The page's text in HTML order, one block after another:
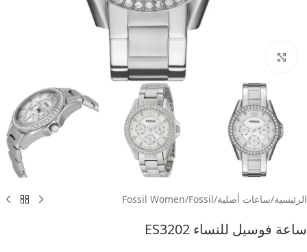
الرئيسية/ساعات أصلية/
Fossil
/
Fossil Women
ساعة فوسيل للنساء ES3202